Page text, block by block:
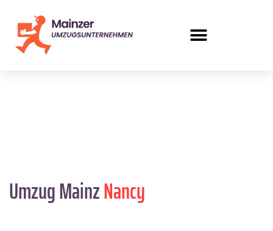
Umzug MainzNancy